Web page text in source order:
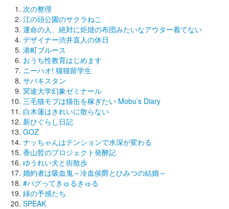
次の整理
江の頭公園のサクラねこ
運命の人、絶対に炬燵の布団みたいなアウター着てない
デザイナー渋井直人の休日
港町ブルース
おうち性教育はじめます
ニーハオ! 猫猫留学生
サバキスタン
冥途大学幻象ゼミナール
三毛猫モブは猫缶を稼ぎたい Mobu’s Diary
白木蓮はきれいに散らない
新ひぐらし日記
GOZ
ナッちゃんはテンションで水深が変わる
香山哲のプロジェクト発酵記
ゆうれい犬と街散歩
婚約者は吸血鬼～冷血侯爵とひみつの結婚～
#バグってきゅるきゅる
緑の予感たち
SPEAK